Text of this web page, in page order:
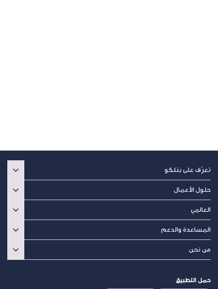
تعرّف على بتلكو
حلول الأعمال
العالمي
المساعدة والدعم
من نحن
حمل التطبيق